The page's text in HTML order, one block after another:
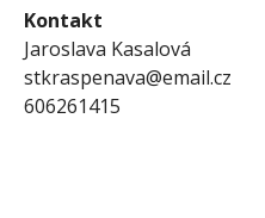
Kontakt
Jaroslava Kasalová
stkraspenava@email.cz
606261415